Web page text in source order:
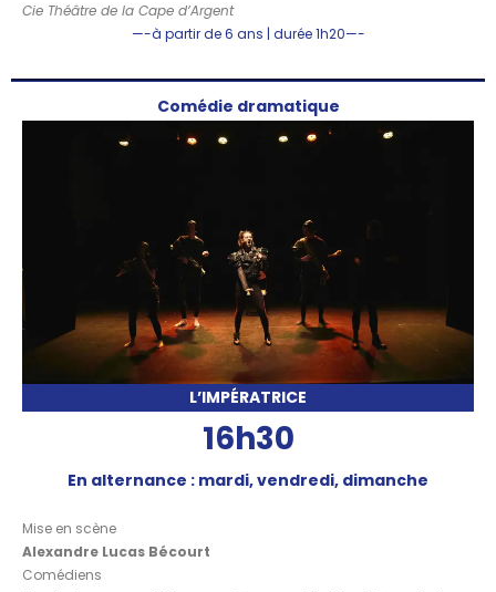
Cie Théâtre de la Cape d’Argent
—-à partir de 6 ans | durée 1h20—-
Comédie dramatique
L’IMPÉRATRICE
16h30
En alternance : mardi, vendredi, dimanche
Mise en scène
Alexandre Lucas Bécourt
Comédiens